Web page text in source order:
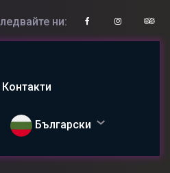
ни:
Контакти
Български